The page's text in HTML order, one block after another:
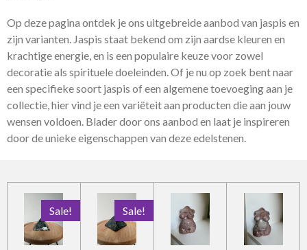
Op deze pagina ontdek je ons uitgebreide aanbod van jaspis en
zijn varianten. Jaspis staat bekend om zijn aardse kleuren en
krachtige energie, en is een populaire keuze voor zowel
decoratie als spirituele doeleinden. Of je nu op zoek bent naar
een specifieke soort jaspis of een algemene toevoeging aan je
collectie, hier vind je een variëteit aan producten die aan jouw
wensen voldoen. Blader door ons aanbod en laat je inspireren
door de unieke eigenschappen van deze edelstenen.
Sale! Sale!